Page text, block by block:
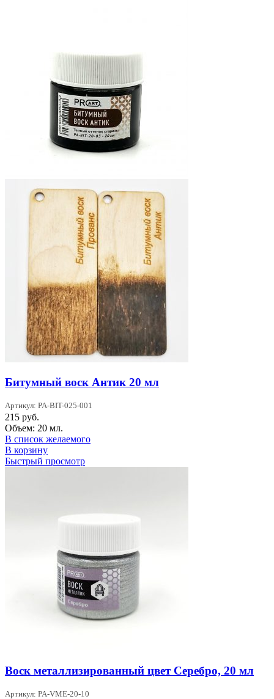
Битумный воск Антик 20 мл
Артикул: PA-BIT-025-001
215 руб.
Объем: 20 мл.
В список желаемого
В корзину
Быстрый просмотр
Воск металлизированный цвет Серебро, 20 мл
Артикул: PA-VME-20-10